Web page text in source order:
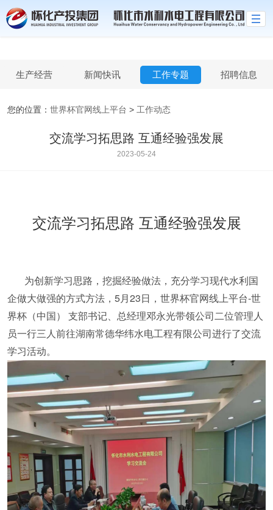
世界杯官网线上平台
生产经营 新闻快讯 工作专题 招聘信息
您的位置： 世界杯官网线上平台 > 工作动态
交流学习拓思路 互通经验强发展
2023-05-24
交流学习拓思路 互通经验强发展
为创新学习思路，挖掘经验做法，充分学习现代水利国
企做大做强的方式方法，5月23日，世界杯官网线上平台-世
界杯（中国） 支部书记、总经理邓永光带领公司二位管理人
员一行三人前往湖南常德华纬水电工程有限公司进行了交流
学习活动。